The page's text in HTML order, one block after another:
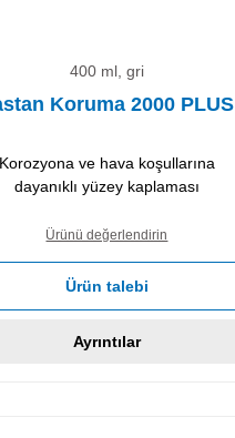
400 ml, gri
Koruma 2000 PLUS
Korozyona ve hava koşullarına
dayanıklı yüzey kaplaması
Ürünü değerlendirin
Ürün talebi
Ayrıntılar